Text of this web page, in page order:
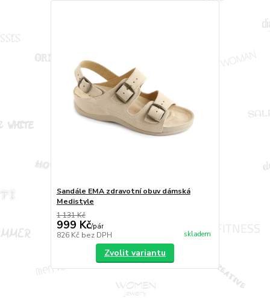
Sandále EMA zdravotní obuv dámská
Medistyle
1 131 Kč
999 Kč/pár
826 Kč bez DPH skladem
Zvolit variantu